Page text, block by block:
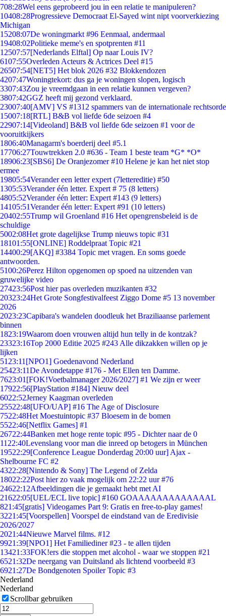
708:28Wel eens geprobeerd jou in een relatie te manipuleren?
10408:28Progressieve Democraat El-Sayed wint nipt voorverkiezing
Michigan
15208:07De woningmarkt #96 Eenmaal, andermaal
19408:02Politieke meme's en spotprenten #11
12507:57[Nederlands Elftal] Op naar Louis IV?
6107:55Overleden Acteurs & Actrices Deel #15
26507:54[NET5] Het blok 2026 #32 Blokkendozen
4207:47Woningtekort: dus ga je woningen slopen, logisch
3307:43Zou je vreemdgaan in een relatie kunnen vergeven?
3807:42GGZ heeft mij gezond verklaard.
23007:40[AMV] VS #1312 spammers van de internationale rechtsorde
15007:18[RTL] B&B vol liefde 6de seizoen #4
22907:14[Videoland] B&B vol liefde 6de seizoen #1 voor de
vooruitkijkers
1806:40Managarm's boerderij deel #5.1
17706:27Touwtrekken 2.0 #636 - Team 1 beste team *G* *O*
18906:23[SBS6] De Oranjezomer #10 Helene je kan het niet stop
ermee
19805:54Verander een letter expert (7lettereditie) #50
1305:53Verander één letter. Expert # 75 (8 letters)
4805:52Verander één letter: Expert #143 (9 letters)
14105:51Verander één letter: Expert #91 (10 letters)
20402:55Trump wil Groenland #16 Het opengrensbeleid is de
schuldige
5002:08Het grote dagelijkse Trump nieuws topic #31
18101:55[ONLINE] Roddelpraat Topic #21
14400:29[AKQ] #3384 Topic met vragen. En soms goede
antwoorden.
5100:26Perez Hilton opgenomen op spoed na uitzenden van
gruwelijke video
27423:56Post hier pas overleden muzikanten #32
20323:24Het Grote Songfestivalfeest Ziggo Dome #5 13 november
2026
2023:23Capibara's wandelen doodleuk het Braziliaanse parlement
binnen
1823:19Waarom doen vrouwen altijd hun telly in de kontzak?
23323:16Top 2000 Editie 2025 #243 Alle dikzakken willen op je
lijken
51 23:11 [NPO1] Goedenavond Nederland
25423:11De Avondetappe #176 - Met Ellen ten Damme.
7623:01 [FOK!Voetbalmanager 2026/2027] #1 We zijn er weer
17922:56[PlayStation #184] Nieuw deel
6022:52Jerney Kaagman overleden
25522:48[UFO/UAP] #16 The Age of Disclosure
7522:48Het Moestuintopic #37 Bloesem in de bomen
5522:46[Netflix Games] #1
26722:44Banken met hoge rente topic #95 - Dichter naar de 0
11 22:40Levenslang voor man die inreed op betogers in München
19522:29[Conference League Donderdag 20:00 uur] Ajax -
Shelbourne FC #2
4322:28[Nintendo & Sony] The Legend of Zelda
18022:22Post hier zo vaak mogelijk om 22:22 uur #76
24622:12Afbeeldingen die je gemaakt hebt met AI
21622:05[UEL/ECL live topic] #160 GOAAAAAAAAAAAAAL
821:45[gratis] Videogames Part 9: Gratis en free-to-play games!
3221:45[Voorspellen] Voorspel de eindstand van de Eredivisie
2026/2027
2021:44Nieuwe Marvel films. #12
9921:39[NPO1] Het Familiediner #23 - te allen tijden
13421:33FOK!ers die stoppen met alcohol - waar we stoppen #21
6521:32De neergang van Duitsland als lichtend voorbeeld #3
6921:27De Bondgenoten Spoiler Topic #3
Nederland
Nederland
Scrollbar gebruiken